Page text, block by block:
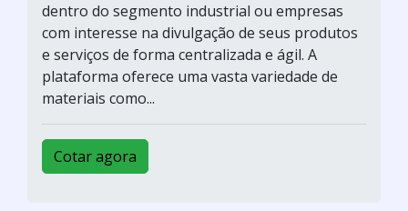
dentro do segmento industrial ou empresas
com interesse na divulgação de seus produtos
e serviços de forma centralizada e ágil. A
plataforma oferece uma vasta variedade de
materiais como...
Cotar agora